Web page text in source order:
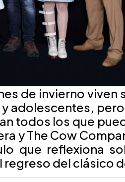
de invierno viven
y adolescentes,
todos los que
y The Cow
que reflexiona
regreso del clásico